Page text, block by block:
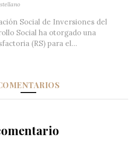
Social de Inversiones del
Social ha otorgado una
(RS) para el...